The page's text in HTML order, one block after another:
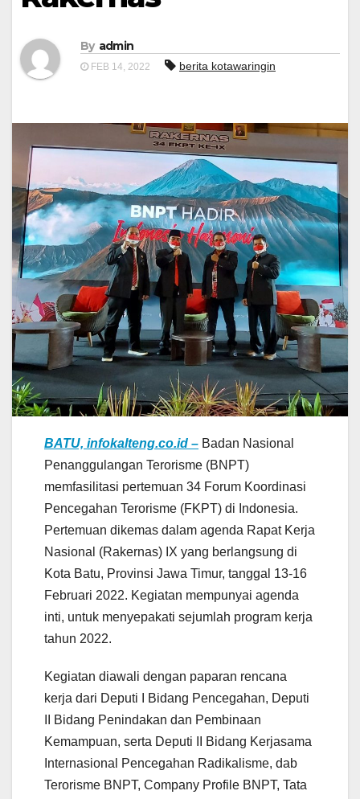
By admin
FEB 14, 2022 berita kotawaringin
BATU, infokalteng.co.id – Badan Nasional
Penanggulangan Terorisme (BNPT)
memfasilitasi pertemuan 34 Forum Koordinasi
Pencegahan Terorisme (FKPT) di Indonesia.
Pertemuan dikemas dalam agenda Rapat Kerja
Nasional (Rakernas) IX yang berlangsung di
Kota Batu, Provinsi Jawa Timur, tanggal 13-16
Februari 2022. Kegiatan mempunyai agenda
inti, untuk menyepakati sejumlah program kerja
tahun 2022.
Kegiatan diawali dengan paparan rencana
kerja dari Deputi I Bidang Pencegahan, Deputi
II Bidang Penindakan dan Pembinaan
Kemampuan, serta Deputi II Bidang Kerjasama
Internasional Pencegahan Radikalisme, dab
Terorisme BNPT, Company Profile BNPT, Tata